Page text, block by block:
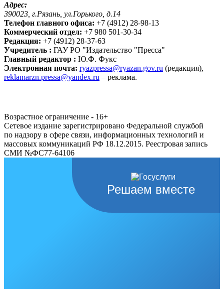
Адрес:
390023, г.Рязань, ул.Горького, д.14
Телефон главного офиса: +7 (4912) 28-98-13
Коммерческий отдел: +7 980 501-30-34
Редакция: +7 (4912) 28-37-63
Учредитель : ГАУ РО "Издательство "Пресса"
Главный редактор : Ю.Ф. Фукс
Электронная почта: ryazpressa@ryazan.gov.ru (редакция),
reklamarzn.pressa@yandex.ru – реклама.
Возрастное ограничение - 16+
Сетевое издание зарегистрировано Федеральной службой
по надзору в сфере связи, информационных технологий и
массовых коммуникаций РФ 18.12.2015. Реестровая запись
СМИ №ФС77-64106
Решаем вместе